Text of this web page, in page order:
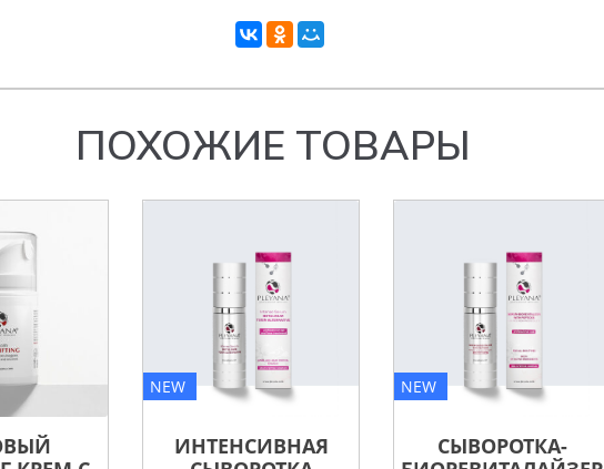
ПОХОЖИЕ ТОВАРЫ
NEW
ИНТЕНСИВНАЯ
NEW
СЫВОРОТКА-